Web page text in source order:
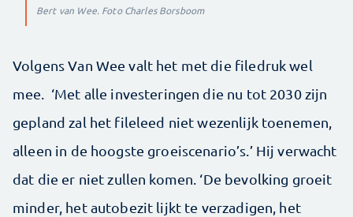
Bert van Wee. Foto Charles Borsboom
Volgens Van Wee valt het met die filedruk wel
mee. ‘Met alle investeringen die nu tot 2030 zijn
gepland zal het fileleed niet wezenlijk toenemen,
alleen in de hoogste groeiscenario’s.’ Hij verwacht
dat die er niet zullen komen. ‘De bevolking groeit
minder, het autobezit lijkt te verzadigen, het